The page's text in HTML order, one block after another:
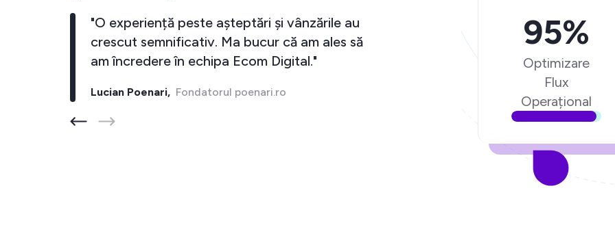
business-ul meu a crescut
De fiecare data cand investesc
cel putin 10 inapoi."
barber-store.ro
"O experiență peste așteptări și vânzările au
crescut semnificativ. Ma bucur că am ales să
am încredere în echipa Ecom Digital."
Lucian Poenari,
95%
Optimizare
Flux
Operațional